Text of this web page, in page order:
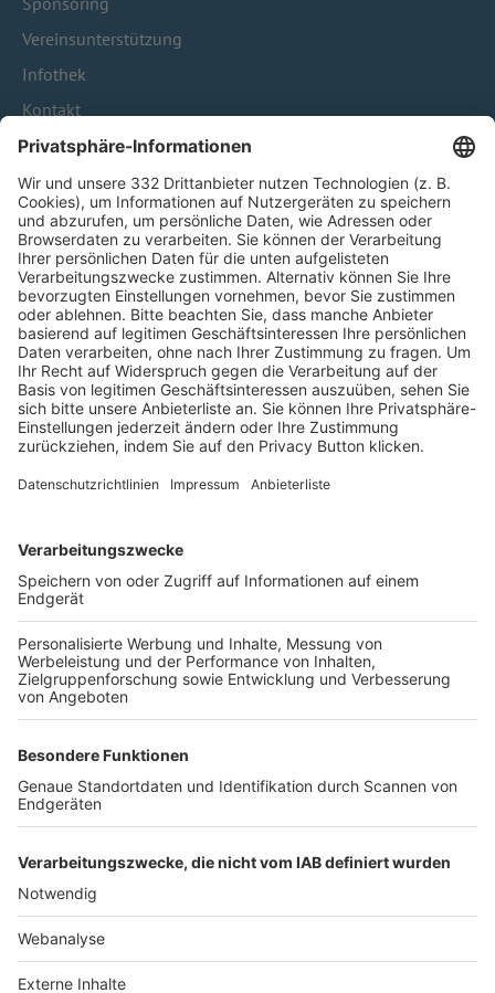
Vereinsunterstützung
Infothek
Kontakt
HÄUFIG BESUCHTE SEITEN
Pässe und Vereinswechsel
Trainerausbildung
Schulungsangebot Vereinsmitarbeiter
BFV-Geschäftsstellen
Trainerbörse
Login SpielPlus
FOLGE DEM BFV
TOP-VEREINE
TOP-PARTNER
Nutzungsbedingungen Datenschutz Impressum